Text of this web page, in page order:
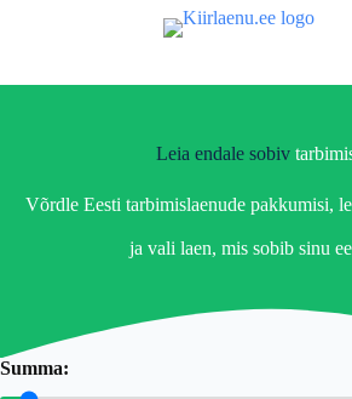
Leia endale sobiv
Võrdle Eesti tarbimislaenude pakkumisi,
ja vali laen, mis sobib sinu
Summa: